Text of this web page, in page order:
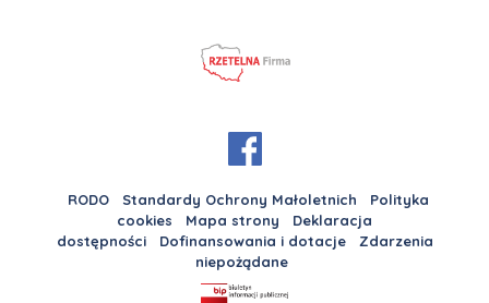
RODO Standardy Ochrony Małoletnich
Polityka
cookies
Mapa strony
Deklaracja
dostępności
Dofinansowania i dotacje
Zdarzenia
niepożądane